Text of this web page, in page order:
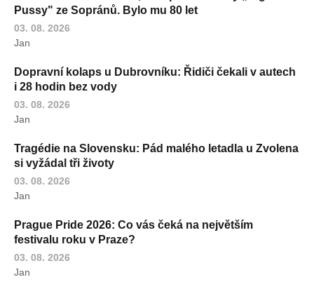
Pussy" ze Sopránů. Bylo mu 80 let
03. 08. 2026
Jan
Dopravní kolaps u Dubrovníku: Řidiči čekali v autech
i 28 hodin bez vody
03. 08. 2026
Jan
Tragédie na Slovensku: Pád malého letadla u Zvolena
si vyžádal tři životy
03. 08. 2026
Jan
Prague Pride 2026: Co vás čeká na největším
festivalu roku v Praze?
03. 08. 2026
Jan